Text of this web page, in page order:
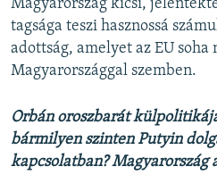
Magyarország kicsi,
tagsága teszi hasznossá
adottság, amelyet az EU soha
Magyarországgal szemben.
Orbán oroszbarát
bármilyen szinten Putyin
kapcsolatban? Magyarország